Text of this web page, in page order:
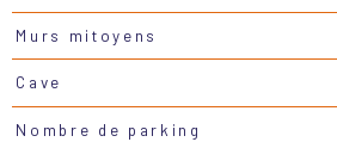
Murs mitoyens
Cave
Nombre de parking